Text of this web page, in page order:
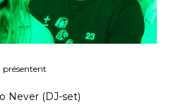
présentent
Never (DJ-set)